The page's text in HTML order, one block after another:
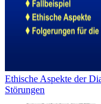
Ethische Aspekte der
Störungen